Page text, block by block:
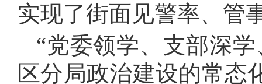
实现了街面见警率、管
“党委领学、支部深
区分局政治建设的常态